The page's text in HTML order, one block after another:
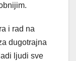
i rad na
dugotrajna
ljudi sve